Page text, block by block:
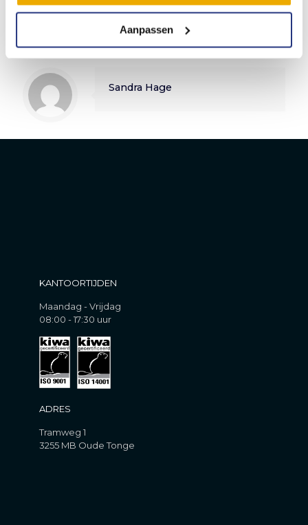
Aanpassen
Sandra Hage
KANTOORTIJDEN
Maandag - Vrijdag
08:00 - 17:30 uur
ADRES
Tramweg 1
3255 MB Oude Tonge